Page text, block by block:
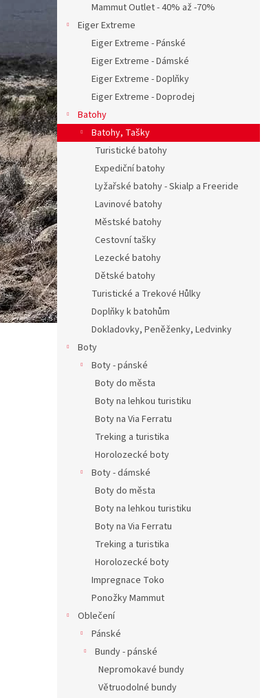
Mammut Outlet - 40% až -70%
Eiger Extreme
Eiger Extreme - Pánské
Eiger Extreme - Dámské
Eiger Extreme - Doplňky
Eiger Extreme - Doprodej
Batohy
Batohy, Tašky
Turistické batohy
Expediční batohy
Lyžařské batohy - Skialp a Freeride
Lavinové batohy
Městské batohy
Cestovní tašky
Lezecké batohy
Dětské batohy
Turistické a Trekové Hůlky
Doplňky k batohům
Dokladovky, Peněženky, Ledvinky
Boty
Boty - pánské
Boty do města
Boty na lehkou turistiku
Boty na Via Ferratu
Treking a turistika
Horolozecké boty
Boty - dámské
Boty do města
Boty na lehkou turistiku
Boty na Via Ferratu
Treking a turistika
Horolozecké boty
Impregnace Toko
Ponožky Mammut
Oblečení
Pánské
Bundy - pánské
Nepromokavé bundy
Větruodolné bundy